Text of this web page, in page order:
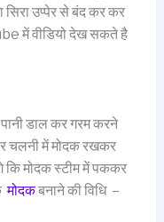
उप्पेर से बंद कर कर
में वीडियो देख सकते है
डाल कर गरम करने
चलनी में मोदक रखकर
मोदक स्टीम में पककर
मोदकबनाने की विधि –